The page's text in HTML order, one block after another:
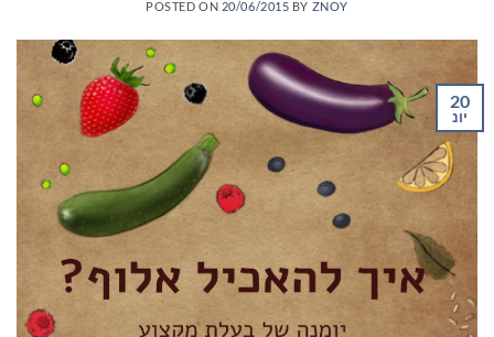
POSTED ON 20/06/2015 BY ZNOY
20
יונ